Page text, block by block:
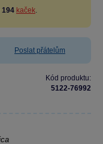
194 kaček.
Poslat přátelům
Kód produktu:
5122-76992